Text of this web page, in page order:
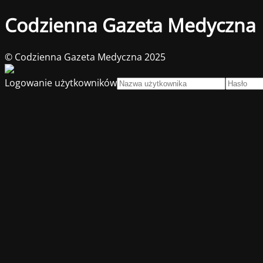
Codzienna Gazeta Medyczna
© Codzienna Gazeta Medyczna 2025
Logowanie użytkowników